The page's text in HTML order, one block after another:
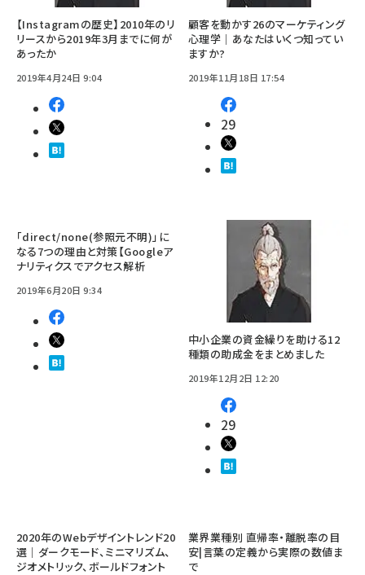
【Instagramの歴史】2010年のリ
リースから2019年3月までに何が
あったか
2019年4月24日 9:04
顧客を動かす26のマーケティング
心理学｜あなたはいくつ知ってい
ますか?
2019年11月18日 17:54
29
「direct/none(参照元不明)」に
なる7つの理由と対策【Googleア
ナリティクスでアクセス解析
2019年6月20日 9:34
中小企業の資金繰りを助ける12
種類の助成金をまとめました
2019年12月2日 12:20
29
2020年のWebデザイントレンド20
選｜ダークモード、ミニマリズム、
ジオメトリック、ボールドフォント
業界業種別 直帰率・離脱率の目
安|言葉の定義から実際の数値ま
で